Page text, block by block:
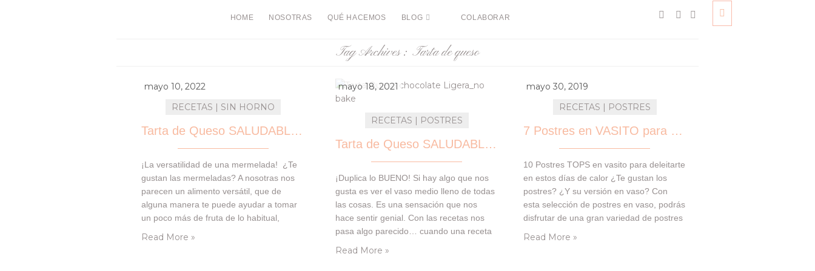
HOME NOSOTRAS QUÉ HACEMOS BLOG COLABORAR
Tag Archives : Tarta de queso
mayo 10, 2022
RECETAS | SIN HORNO
Tarta de Queso SALUDABLE con toque a naranja
¡La versatilidad de una mermelada! ¿Te
gustan las mermeladas? A nosotras nos
parecen un alimento versátil, que de
alguna manera te puede ayudar a tomar
un poco más de fruta de lo habitual,
Read More »
mayo 18, 2021
RECETAS | POSTRES
Tarta de Queso SALUDABLE de Chocolate
¡Duplica lo BUENO! Si hay algo que nos
gusta es ver el vaso medio lleno de todas
las cosas. Es una sensación que nos
hace sentir genial. Con las recetas nos
pasa algo parecido… cuando una receta
Read More »
mayo 30, 2019
RECETAS | POSTRES
7 Postres en VASITO para DELEITARTE
10 Postres TOPS en vasito para deleitarte
en estos días de calor ¿Te gustan los
postres? ¿Y su versión en vaso? Con
esta selección de postres en vaso, podrás
disfrutar de una gran variedad de postres
Read More »